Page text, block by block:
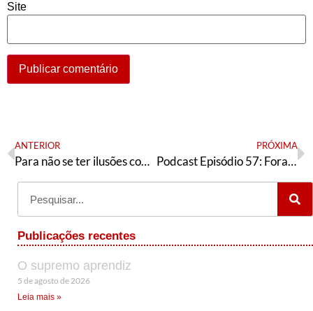
Site
ANTERIOR
Para não se ter ilusões com Mandetta
PRÓXIMA
Podcast Episódio 57: Fora Bolsonaro, a carteira verde e amarela e as fake news contra dona Marisa
Publicações recentes
O supremo aprendiz
5 de agosto de 2026
Leia mais »